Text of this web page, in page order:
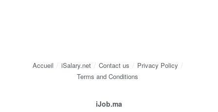
Accueil iSalary.net Contact us
Privacy Policy
Terms and Conditions
iJob.ma